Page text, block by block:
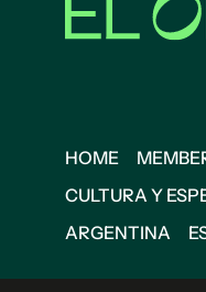
HOME
CULTURA Y
ARGENTINA